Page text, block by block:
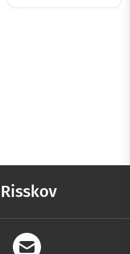
Risskov